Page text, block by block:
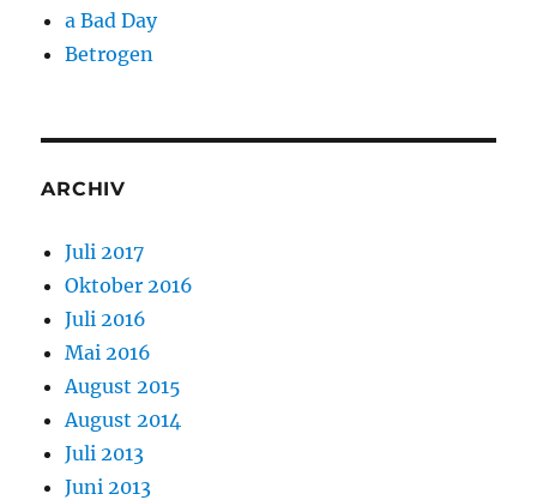
a Bad Day
Betrogen
ARCHIV
Juli 2017
Oktober 2016
Juli 2016
Mai 2016
August 2015
August 2014
Juli 2013
Juni 2013